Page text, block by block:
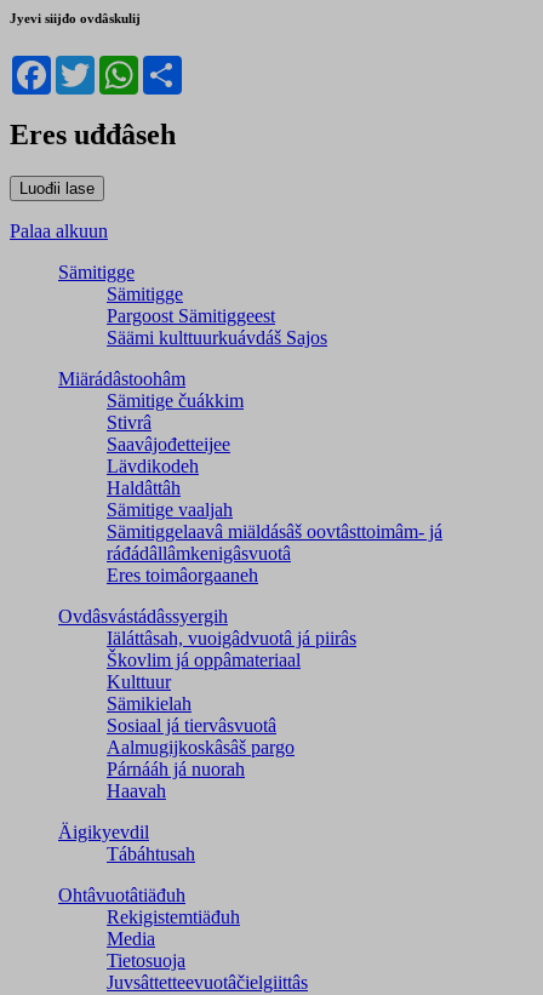
Jyevi siijđo ovdâskulij
Facebook
TwitterWhatsApp
Eres uđđâseh
Palaa alkuun
Sämitigge
Sämitigge
Pargoost Sämitiggeest
Säämi kulttuurkuávdáš Sajos
Miärádâstoohâm
Sämitige čuákkim
Stivrâ
Saavâjođetteijee
Lävdikodeh
Haldâttâh
Sämitige vaaljah
Sämitiggelaavâ miäldásâš oovtâsttoimâm- já
ráđádâllâmkenigâsvuotâ
Eres toimâorgaaneh
Ovdâsvástádâssyergih
Iäláttâsah, vuoigâdvuotâ já piirâs
Škovlim já oppâmateriaal
Kulttuur
Sämikielah
Sosiaal já tiervâsvuotâ
Aalmugijkoskâsâš pargo
Párnááh já nuorah
Haavah
Äigikyevdil
Tábáhtusah
Ohtâvuotâtiäđuh
Rekigistemtiäđuh
Media
Tietosuoja
Juvsâttetteevuotâčielgiittâs